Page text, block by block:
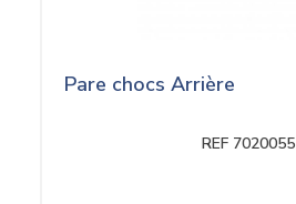
Pare chocs Arrière
REF 7020055